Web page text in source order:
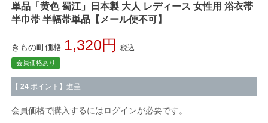
単品「黄色 蜀江」日本製 大人 レディース 女性用 浴衣帯
半巾帯 半幅帯単品【メール便不可】
きもの町価格 1,320 税込
会員価格あり
【 24 ポイント】進呈
会員価格で購入するにはログインが必要です。